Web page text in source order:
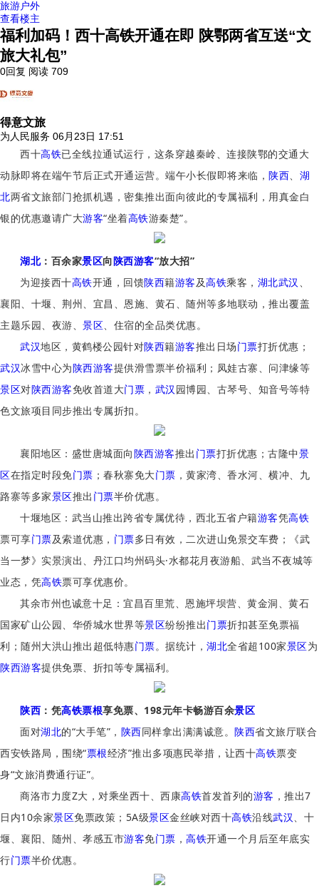
旅游户外
查看楼主
福利加码！西十高铁开通在即 陕鄂两省互送“文
旅大礼包”
0回复 阅读 709
得意文旅
为人民服务 06月23日 17:51
西十高铁已全线拉通试运行，这条穿越秦岭、连接陕鄂的交通大
动脉即将在端午节后正式开通运营。端午小长假即将来临， 陕西、 湖
北两省文旅部门抢抓机遇，密集推出面向彼此的专属福利，用真金白
银的优惠邀请广大游客“坐着高铁游秦楚”。
湖北：百余家景区向陕西游客“放大招”
为迎接西十高铁开通，回馈陕西籍游客及高铁乘客， 湖北武汉 、
襄阳、十堰、荆州、宜昌、恩施、黄石、随州等多地联动，推出覆盖
主题乐园、夜游、 景区、住宿的全品类优惠。
武汉地区，黄鹤楼公园针对陕西籍游客推出日场门票打折优惠；
武汉冰雪中心为陕西游客提供滑雪票半价福利；凤娃古寨、问津缘等
景区对陕西游客免收首道大门票 ， 武汉 园博园、古琴号、知音号等特
色文旅项目同步推出专属折扣。
襄阳地区：盛世唐城面向陕西游客推出 门票打折优惠；古隆中景
区在指定时段免门票 ；春秋寨免大门票 ，黄家湾、香水河、横冲、九
路寨等多家景区推出 门票半价优惠。
十堰地区：武当山推出跨省专属优待，西北五省户籍游客凭高铁
票可享门票及索道优惠， 门票多日有效，二次进山免景交车费；《武
当一梦》实景演出、丹江口均州码头·水都花月夜游船、武当不夜城等
业态，凭高铁票可享优惠价。
其余市州也诚意十足：宜昌百里荒、恩施坪坝营、黄金洞、黄石
国家矿山公园、华侨城水世界等景区纷纷推出门票折扣甚至免票福
利；随州大洪山推出超低特惠门票。据统计， 湖北全省超100家景区为
陕西游客提供免票、折扣等专属福利。
陕西 ：凭高铁票根享免票、198元年卡畅游百余景区
面对湖北的“大手笔”， 陕西同样拿出满满诚意。 陕西省文旅厅联合
西安铁路局，围绕“票根经济”推出多项惠民举措，让西十高铁票变
身“文旅消费通行证”。
商洛市力度Z大，对乘坐西十、西康高铁首发首列的游客 ，推出7
日内10余家景区免票政策；5A级景区金丝峡对西十高铁沿线武汉、十
堰、襄阳、随州、孝感五市游客免门票 ， 高铁开通一个月后至年底实
行门票半价优惠。